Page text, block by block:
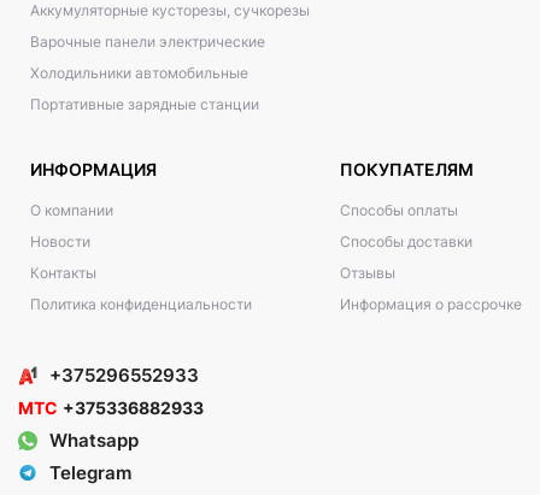
Аккумуляторные кусторезы, сучкорезы
Варочные панели электрические
Холодильники автомобильные
Портативные зарядные станции
ИНФОРМАЦИЯ
О компании
Новости
Контакты
Политика конфиденциальности
ПОКУПАТЕЛЯМ
Способы оплаты
Способы доставки
Отзывы
Информация о рассрочке
+375296552933
МТС +375336882933
Whatsapp
Telegram